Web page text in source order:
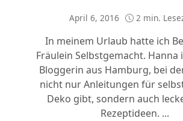
April 6, 2016 2 min.
In meinem Urlaub hatte ich
Fräulein Selbstgemacht. Hanna
Bloggerin aus Hamburg, bei
nicht nur Anleitungen für
Deko gibt, sondern auch
Rezeptideen. ...